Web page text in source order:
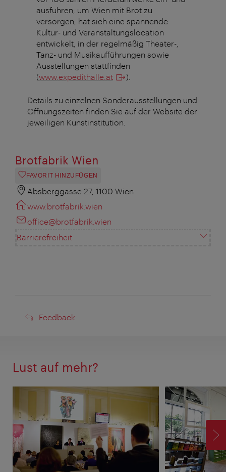
ausfuhren, um Wien mit Brot zu
versorgen, hat sich eine spannende
Kultur- und Veranstaltungslocation
entwickelt, in der regelmäßig Theater-,
Tanz- und Musikaufführungen sowie
Ausstellungen stattfinden
(www.expedithalle.at ).
Details zu einzelnen Sonderausstellungen und
Öffnungszeiten finden Sie auf der Website der
jeweiligen Kunstinstitution.
Brotfabrik Wien
FAVORIT HINZUFÜGEN
Absberggasse 27, 1100 Wien
www.brotfabrik.wien
office@brotfabrik.wien
Barrierefreiheit
Feedback
Feedback
Lust auf mehr?